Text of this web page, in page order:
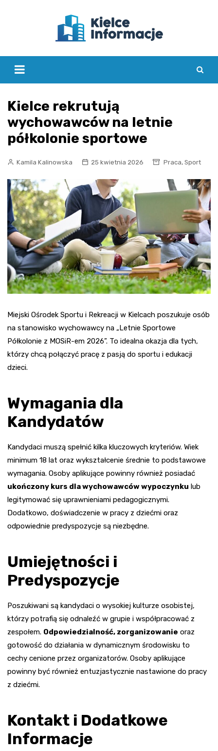
Kielce rekrutują
wychowawców na letnie
półkolonie sportowe
Kamila Kalinowska 25 kwietnia 2026 Praca, Sport
Miejski Ośrodek Sportu i Rekreacji w Kielcach poszukuje osób
na stanowisko wychowawcy na „Letnie Sportowe
Półkolonie z MOSiR-em 2026”. To idealna okazja dla tych,
którzy chcą połączyć pracę z pasją do sportu i edukacji
dzieci.
Wymagania dla
Kandydatów
Kandydaci muszą spełnić kilka kluczowych kryteriów. Wiek
minimum 18 lat oraz wykształcenie średnie to podstawowe
wymagania. Osoby aplikujące powinny również posiadać
ukończony kurs dla wychowawców wypoczynku lub
legitymować się uprawnieniami pedagogicznymi.
Dodatkowo, doświadczenie w pracy z dziećmi oraz
odpowiednie predyspozycje są niezbędne.
Umiejętności i
Predyspozycje
Poszukiwani są kandydaci o wysokiej kulturze osobistej,
którzy potrafią się odnaleźć w grupie i współpracować z
zespołem. Odpowiedzialność, zorganizowanie oraz
gotowość do działania w dynamicznym środowisku to
cechy cenione przez organizatorów. Osoby aplikujące
powinny być również entuzjastycznie nastawione do pracy
z dziećmi.
Kontakt i Dodatkowe
Informacje